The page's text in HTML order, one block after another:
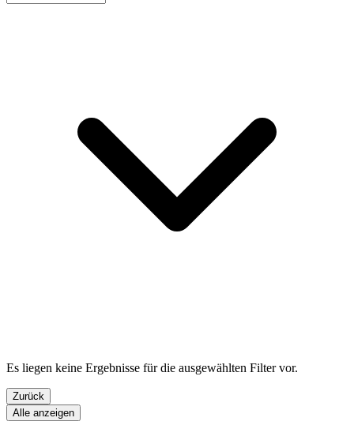
Es liegen keine Ergebnisse für die ausgewählten Filter vor.
Zurück
Alle anzeigen